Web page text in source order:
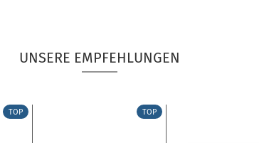
UNSERE EMPFEHLUNGEN
TOP TOP